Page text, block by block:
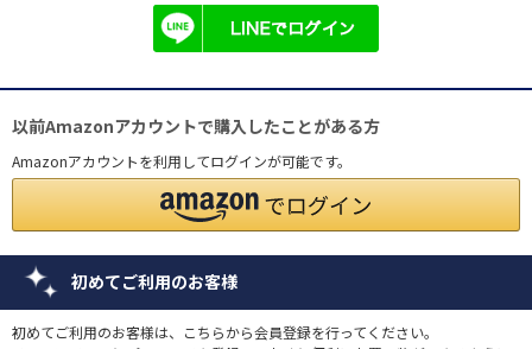
以前Amazonアカウントで購入したことがある方
Amazonアカウントを利用してログインが可能です。
初めてご利用のお客様
初めてご利用のお客様は、こちらから会員登録を行ってください。